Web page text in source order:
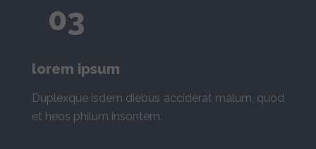
03
lorem ipsum
Duplexque isdem diebus acciderat malum, quod
et heos philum insontem.